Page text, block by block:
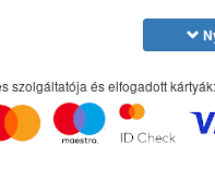
szolgáltatója és elfogadott kártyák: